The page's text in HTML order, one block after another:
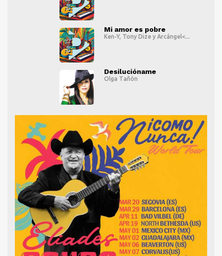
Mi amor es pobre
Ken-Y, Tony Dize y Arcángel<...
Desilucióname
Olga Tañón